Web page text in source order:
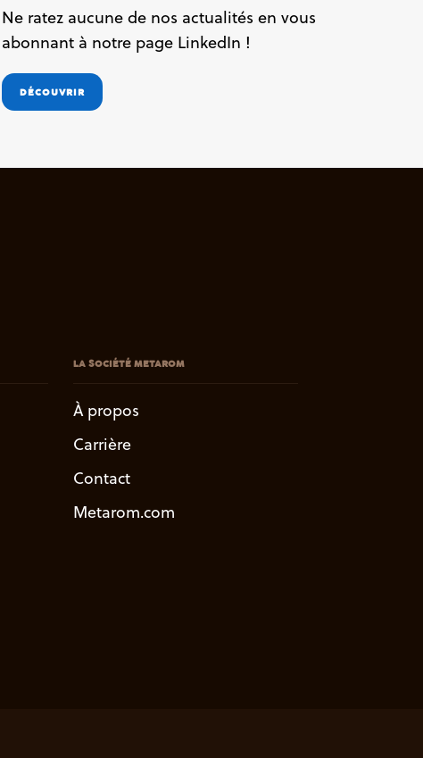
Ne ratez aucune de nos actualités en vous
abonnant à notre page LinkedIn !
DÉCOUVRIR
LA SOCIÉTÉ METAROM
À propos
Carrière
Contact
Metarom.com